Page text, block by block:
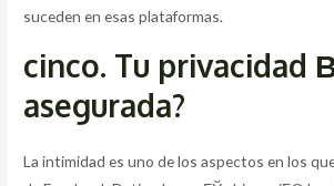
suceden en esas plataformas.
cinco. Tu privacidad
asegurada?
La intimidad es uno de los aspectos en los